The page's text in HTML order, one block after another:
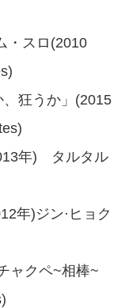
スロ(2010
狂うか」(2015
年) タルタル
年)ジン·ヒョク
クペ~相棒~